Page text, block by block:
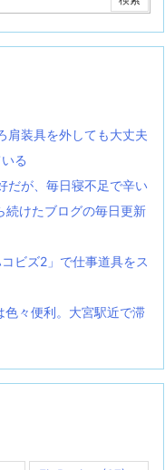
肩装具を外しても大丈夫
る
だが、毎日寝不足で辛い
続けたブログの毎日更新
ビズ2」で仕事道具をス
色々便利。大宮駅近で滞